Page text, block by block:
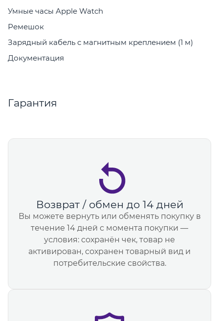
Умные часы Apple Watch
Ремешок
Зарядный кабель с магнитным креплением (1 м)
Документация
Гарантия
Возврат / обмен до 14 дней
Вы можете вернуть или обменять покупку в
течение 14 дней с момента покупки —
условия: сохранён чек, товар не
активирован, сохранен товарный вид и
потребительские свойства.